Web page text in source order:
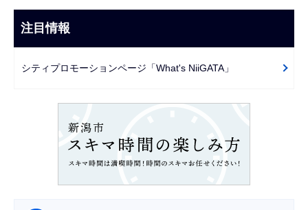
こ
ま
で
ビ
ー
注目情報
シティプロモーションページ「What's NiiGATA」